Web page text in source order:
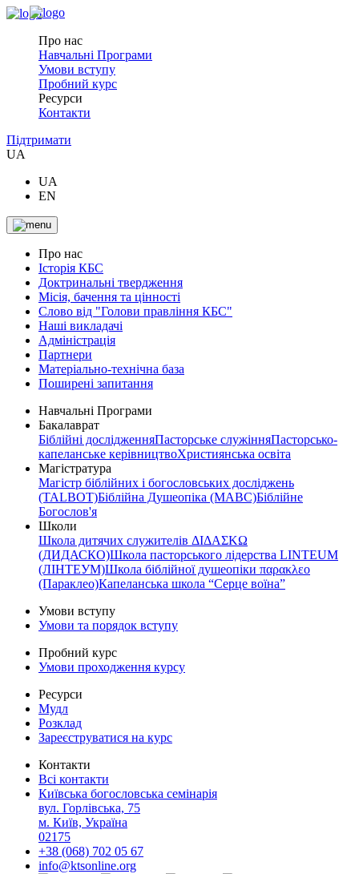
Про нас
Навчальні Програми
Умови вступу
Пробний курс
Ресурси
Контакти
Підтримати
UA
UA
EN
Про нас
Історія КБС
Доктринальні твердження
Місія, бачення та цінності
Слово від "Голови правління КБС"
Наші викладачі
Адміністрація
Партнери
Матеріально-технічна база
Поширені запитання
Навчальні Програми
Бакалаврат
Біблійні дослідженняПасторське служінняПасторсько-
капеланське керівництвоХристиянська освіта
Магістратура
Магістр біблійних і богословських досліджень
(TALBOT)Біблійна Душеопіка (МАВС)Біблійне
Богослов'я
Школи
Школа дитячих служителів ΔΙΔΑΣΚΩ
(ДИДАСКО)Школа пасторського лідерства LINTEUM
(ЛІНТЕУМ)Школа біблійної душеопіки παρακλεο
(Параклео)Капеланська школа “Серце воїна”
Умови вступу
Умови та порядок вступу
Пробний курс
Умови проходження курсу
Ресурси
Мудл
Розклад
Зареєструватися на курс
Контакти
Всі контакти
Київська богословська семінарія
вул. Горлівська, 75
м. Київ, Україна
02175
+38 (068) 702 05 67
info@ktsonline.org